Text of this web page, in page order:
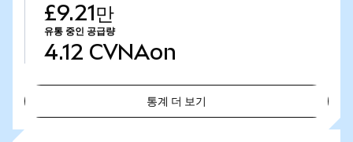
£9.21만
유통 중인 공급량
4.12 CVNAon
통계 더 보기